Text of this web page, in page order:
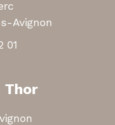
Avignon
01
Thor